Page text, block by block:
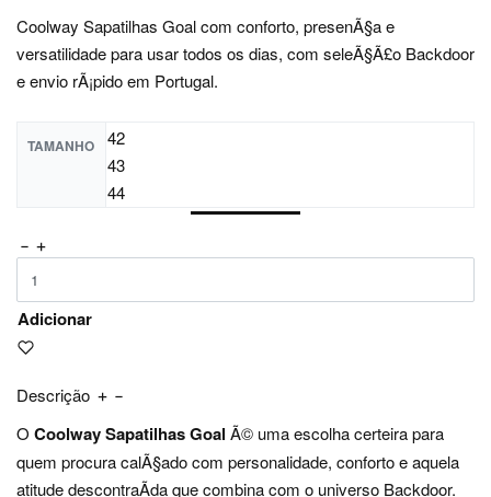
Coolway Sapatilhas Goal com conforto, presenÃ§a e
versatilidade para usar todos os dias, com seleÃ§Ã£o Backdoor
e envio rÃ¡pido em Portugal.
TAMANHO
42
43
44
Adicionar
Descrição
O Coolway Sapatilhas Goal Ã© uma escolha certeira para
quem procura calÃ§ado com personalidade, conforto e aquela
atitude descontraÃ­da que combina com o universo Backdoor.